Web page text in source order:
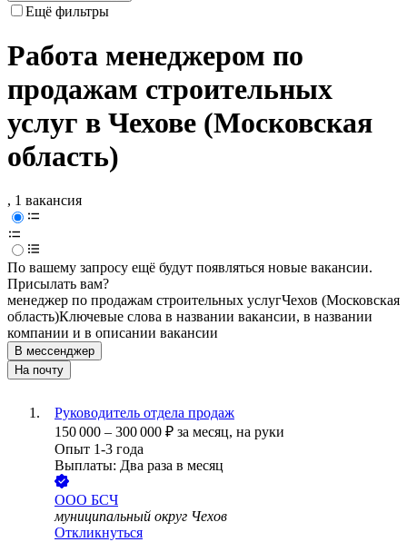
Ещё фильтры
Работа менеджером по
продажам строительных
услуг в Чехове (Московская
область)
, 1 вакансия
По вашему запросу ещё будут появляться новые вакансии.
Присылать вам?
менеджер по продажам строительных услугЧехов (Московская
область)Ключевые слова в названии вакансии, в названии
компании и в описании вакансии
В мессенджер
На почту
Руководитель отдела продаж
150 000 – 300 000 ₽ за месяц, на руки
Опыт 1-3 года
Выплаты: Два раза в месяц
ООО БСЧ
муниципальный округ Чехов
Откликнуться